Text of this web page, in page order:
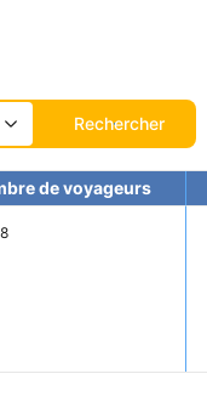
Rechercher
de voyageurs
8